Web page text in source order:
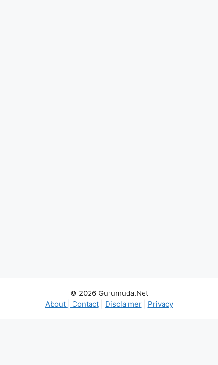
© 2026 Gurumuda.Net
About
Contact| Disclaimer| Privacy